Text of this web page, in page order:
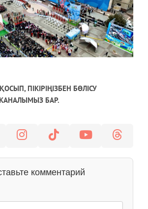
ПІКІРІҢІЗБЕН БӨЛІСУ
КАНАЛЫМЫЗ БАР.
комментарий